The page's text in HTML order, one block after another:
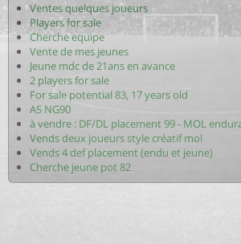
Ventes quelques joueurs
Players for sale
Cherche equipe
Vente de mes jeunes
Jeune mdc de 21ans en avance
2 players for sale
For sale potential 83, 17 years old
AS NG90
à vendre : DF/DL placement 99 - MOL
Vends deux joueurs style créatif mol
Vends 4 def placement (endu et jeune)
Cherche jeune pot 82